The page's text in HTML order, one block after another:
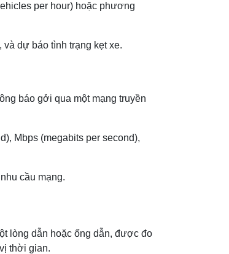
per hour) hoặc phương
dự báo tình trạng kẹt xe.
báo gởi qua một mạng truyền
Mbps (megabits per second),
cầu mạng.
lòng dẫn hoặc ống dẫn, được đo
thời gian.